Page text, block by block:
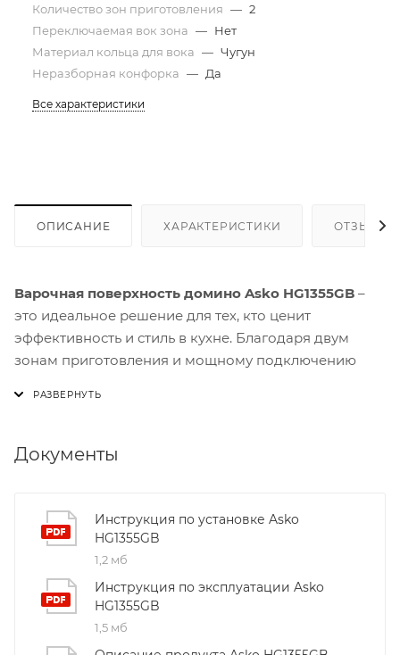
Количество зон приготовления — 2
Переключаемая вок зона — Нет
Материал кольца для вока — Чугун
Неразборная конфорка — Да
Все характеристики
ОПИСАНИЕ ХАРАКТЕРИСТИКИ ОТЗЫВЫ
Варочная поверхность домино Asko HG1355GB –
это идеальное решение для тех, кто ценит
эффективность и стиль в кухне. Благодаря двум
зонам приготовления и мощному подключению
Ключевое преимущество модели HG1355GB –
разогревку. Чугунные кольца для вока гарантируют
равномерное распределение тепла и устойчивость
даже при работе с тяжёлой посудой.
Удобство управления – ещё один плюс. Поворотные
элементы позволяют легко регулировать
температуру, а автоматический электроподжиг
Документы
Инструкция по установке Asko
HG1355GB
1,2 мб
Инструкция по эксплуатации Asko
HG1355GB
1,5 мб